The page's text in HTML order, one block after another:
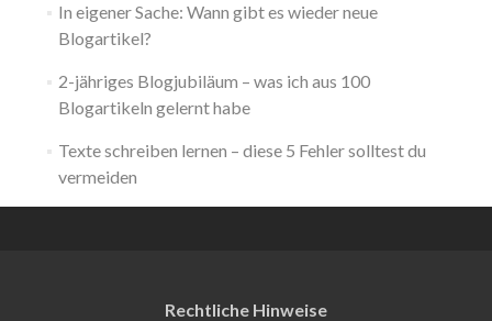
In eigener Sache: Wann gibt es wieder neue
Blogartikel?
2-jähriges Blogjubiläum – was ich aus 100
Blogartikeln gelernt habe
Texte schreiben lernen – diese 5 Fehler solltest du
vermeiden
Rechtliche Hinweise